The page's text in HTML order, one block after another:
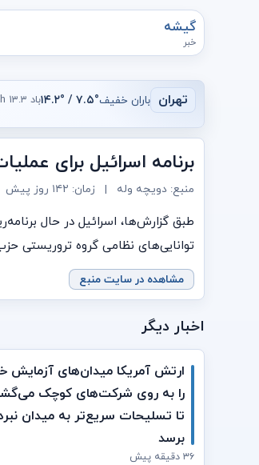
گیشه
خبر
تهران باران خفیف۷.۵° / ۱۴.۲° باد ۱۳.۳ km/h
برنامه اسرائیل برای
منبع: دویچه وله | زمان: ۱۴۲ روز پیش
توانایی‌های نظامی گروه تروریستی
مشاهده در سایت منبع
اخبار دیگر
ارتش آمریکا میدان‌های آزمایش
را به روی شرکت‌های کوچک
تا تسلیحات سریع‌تر به میدان
برسد
۳۶ دقیقه پیش